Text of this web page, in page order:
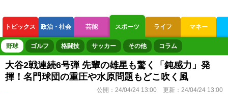
トピックス 政治・社会 芸能 スポーツ ライフ マネー
ボートレース 競輪 オートレース
野球 ゴルフ 格闘技 サッカー その他 コラム
大谷2戦連続6号弾 先輩の雄星も驚く「鈍感力」発
揮！名門球団の重圧や水原問題もどこ吹く風
公開： 24/04/24 13:00 更新： 24/04/24 13:00